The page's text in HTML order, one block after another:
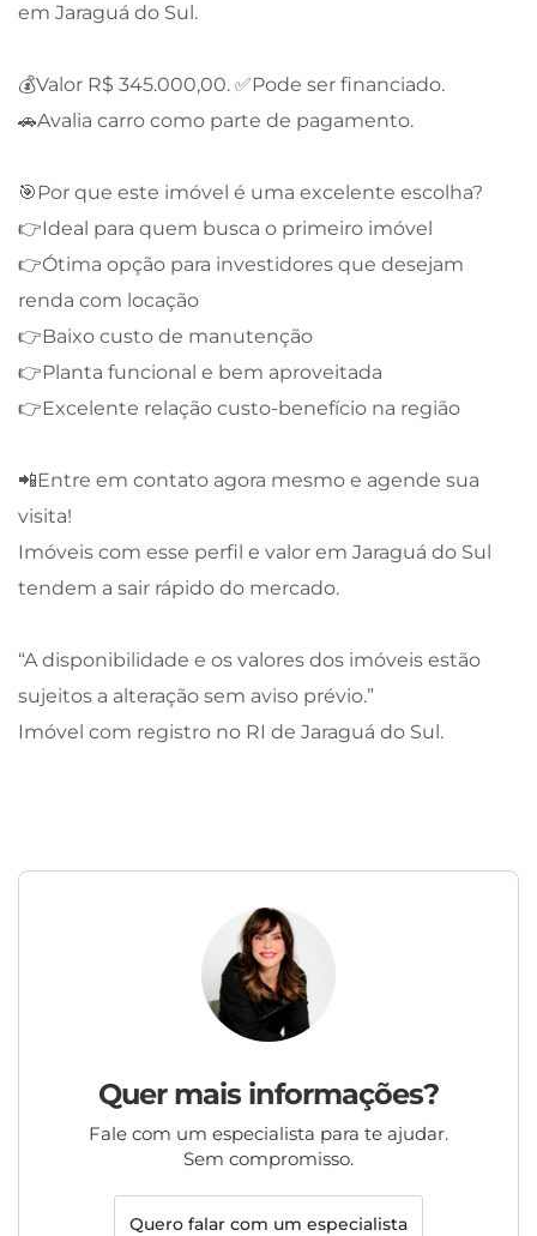
em Jaraguá do Sul.
💰Valor R$ 345.000,00. ✅Pode ser financiado.
🚗Avalia carro como parte de pagamento.
🎯Por que este imóvel é uma excelente escolha?
👉Ideal para quem busca o primeiro imóvel
👉Ótima opção para investidores que desejam
renda com locação
👉Baixo custo de manutenção
👉Planta funcional e bem aproveitada
👉Excelente relação custo-benefício na região
📲Entre em contato agora mesmo e agende sua
visita!
Imóveis com esse perfil e valor em Jaraguá do Sul
tendem a sair rápido do mercado.
“A disponibilidade e os valores dos imóveis estão
sujeitos a alteração sem aviso prévio.”
Imóvel com registro no RI de Jaraguá do Sul.
Quer mais informações?
Fale com um especialista para te ajudar.
Sem compromisso.
Quero falar com um especialista